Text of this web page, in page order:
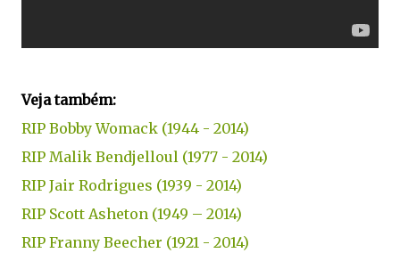
Veja também:
RIP Bobby Womack (1944 - 2014)
RIP Malik Bendjelloul (1977 - 2014)
RIP Jair Rodrigues (1939 - 2014)
RIP Scott Asheton (1949 – 2014)
RIP Franny Beecher (1921 - 2014)